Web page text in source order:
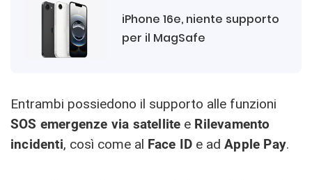
iPhone 16e, niente supporto
per il MagSafe
Entrambi possiedono il supporto alle funzioni
SOS emergenze via satellite e Rilevamento
incidenti, così come al Face ID e adApple Pay.